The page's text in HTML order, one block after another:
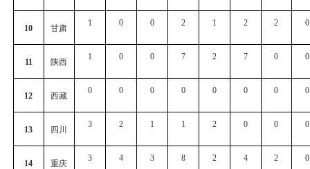
10 甘肃
1 0 0 2 1 2 2 0
11 陕西
1 0 0 7 2 7 0 0
12 西藏
0 0 0 0 0 0 0 0
13 四川
3 2 1 1 2 0 0 0
14 重庆
3 4 3 8 2 4 2 0